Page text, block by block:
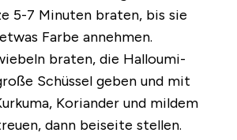
5-7 Minuten braten, bis sie
Farbe annehmen.
braten, die Halloumi-
Schüssel geben und mit
Koriander und mildem
dann beiseite stellen.